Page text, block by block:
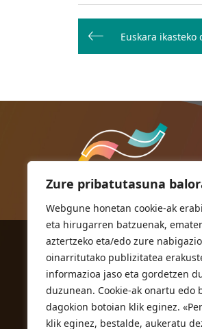
Zure pribatutasuna
Webgune honetan cookie-ak
eta hirugarren batzuenak,
aztertzeko eta/edo zure
oinarritutako publizitatea
informazioa jaso eta gordetzen
duzunean. Cookie-ak onartu edo
dagokion botoian klik eginez.
klik eginez, bestalde, aukeratu
Bidalketetan
zeharEuskara
ORIOKO UDALA
Herriko plaza,1
20810 Orio (Gipuzkoa)
T. 943 83 03 46